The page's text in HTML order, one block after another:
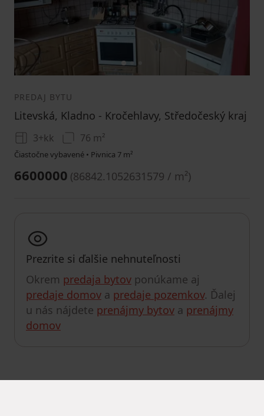
MapLibre|© OpenMapTiles© OpenStreetMap contributors
12
PREDAJ BYTU
Litevská, Kladno - Kročehlavy, Středočeský kraj
3+kk 76 m²
Čiastočne vybavené • Pivnica 7 m²
6600000 (86842.1052631579 / m²)
Prezrite si ďalšie nehnuteľnosti
Okrem predaja bytov ponúkame aj
predaje domov a predaje pozemkov. Ďalej
u nás nájdete prenájmy bytov a prenájmy
domov